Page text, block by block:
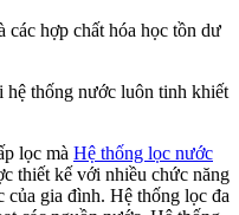
các hợp chất hóa học tồn dư
hệ thống nước luôn tinh khiết
lọc mà Hệ thống lọc nước
thiết kế với nhiều chức năng
gia đình. Hệ thống lọc đa